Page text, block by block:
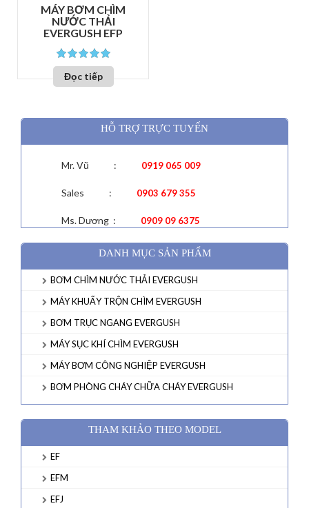
MÁY BƠM CHÌM
NƯỚC THẢI
EVERGUSH EFP
trên 5
Đọc tiếp
HỖ TRỢ TRỰC TUYẾN
Mr. Vũ : 0919 065 009
Sales : 0903 679 355
Ms. Dương : 0909 09 6375
DANH MỤC SẢN PHẨM
BƠM CHÌM NƯỚC THẢI EVERGUSH
MÁY KHUẤY TRỘN CHÌM EVERGUSH
BƠM TRỤC NGANG EVERGUSH
MÁY SỤC KHÍ CHÌM EVERGUSH
MÁY BƠM CÔNG NGHIỆP EVERGUSH
BƠM PHÒNG CHÁY CHỮA CHÁY EVERGUSH
THAM KHẢO THEO MODEL
EF
EFM
EFJ